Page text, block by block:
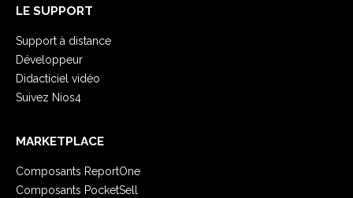
LE SUPPORT
Support à distance
Développeur
Didacticiel vidéo
Suivez Nios4
MARKETPLACE
Composants ReportOne
Composants PocketSell